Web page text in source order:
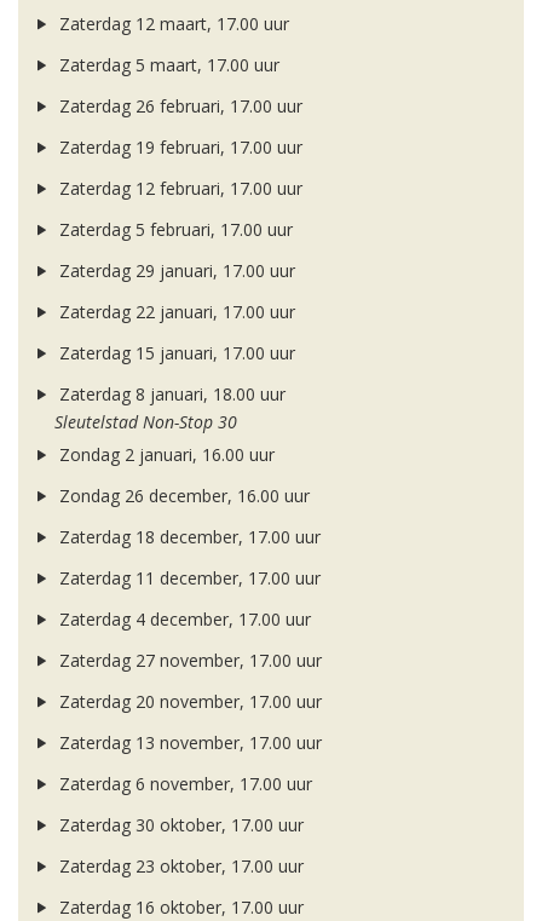
Zaterdag 12 maart, 17.00 uur
Zaterdag 5 maart, 17.00 uur
Zaterdag 26 februari, 17.00 uur
Zaterdag 19 februari, 17.00 uur
Zaterdag 12 februari, 17.00 uur
Zaterdag 5 februari, 17.00 uur
Zaterdag 29 januari, 17.00 uur
Zaterdag 22 januari, 17.00 uur
Zaterdag 15 januari, 17.00 uur
Zaterdag 8 januari, 18.00 uur
Sleutelstad Non-Stop 30
Zondag 2 januari, 16.00 uur
Zondag 26 december, 16.00 uur
Zaterdag 18 december, 17.00 uur
Zaterdag 11 december, 17.00 uur
Zaterdag 4 december, 17.00 uur
Zaterdag 27 november, 17.00 uur
Zaterdag 20 november, 17.00 uur
Zaterdag 13 november, 17.00 uur
Zaterdag 6 november, 17.00 uur
Zaterdag 30 oktober, 17.00 uur
Zaterdag 23 oktober, 17.00 uur
Zaterdag 16 oktober, 17.00 uur